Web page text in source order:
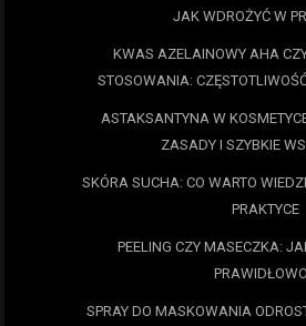
JAK WDROŻYĆ W
KWAS AZELAINOWY AHA
STOSOWANIA:
ASTAKSANTYNA W
ZASADY I SZYBKIE
SKÓRA SUCHA: CO WARTO
PRAKTYCE
PEELING CZY MASECZKA:
SPRAY DO MASKOWANIA